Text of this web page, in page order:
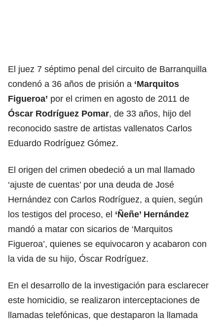
El juez 7 séptimo penal del circuito de Barranquilla
condenó a 36 años de prisión a ‘Marquitos
Figueroa’ por el crimen en agosto de 2011 de
Óscar Rodríguez Pomar, de 33 años, hijo del
reconocido sastre de artistas vallenatos Carlos
Eduardo Rodríguez Gómez.
El origen del crimen obedeció a un mal llamado
‘ajuste de cuentas’ por una deuda de José
Hernández con Carlos Rodríguez, a quien, según
los testigos del proceso, el ‘Ñeñe’ Hernández
mandó a matar con sicarios de ‘Marquitos
Figueroa’, quienes se equivocaron y acabaron con
la vida de su hijo, Óscar Rodríguez.
En el desarrollo de la investigación para esclarecer
este homicidio, se realizaron interceptaciones de
llamadas telefónicas, que destaparon la llamada